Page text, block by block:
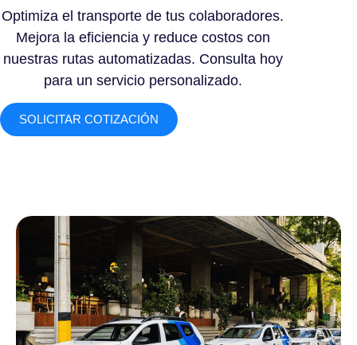
Optimiza el transporte de tus colaboradores.
Mejora la eficiencia y reduce costos con
nuestras rutas automatizadas. Consulta hoy
para un servicio personalizado.
SOLICITAR COTIZACIÓN